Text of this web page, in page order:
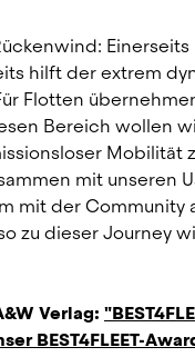
hilft der extrem
Flotten
Bereich wollen
Mobilität
mit unseren
mit der
zu dieser Journey
Verlag:
BEST4FLEET-